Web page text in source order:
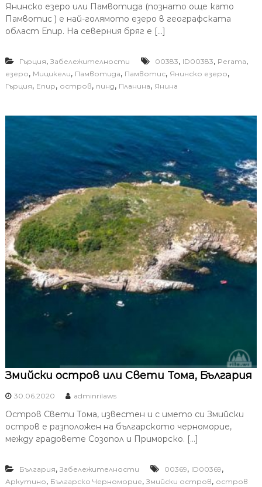
Янинско езеро или Памвотида (познато още като
Памвотис ) е най-голямото езеро в географската
област Епир. На северния бряг е […]
Гърция, Забележителности 00383, ID00383, Perama,
езеро, Мицикели, Памвотида, Памвотис, Янинско езеро,
Гърция, Епир, остров, пинд, Планина, Янина
Змийски остров или Свети Тома, България
30.06.2020 adminrilaws
Остров Свети Тома, известен и с името си Змийски
остров е разположен на българското черноморие,
между градовете Созопол и Приморско. […]
България, Забележителности 00369, ID00369,
Аркутино, Българско Черноморие, Змийски остров, остров